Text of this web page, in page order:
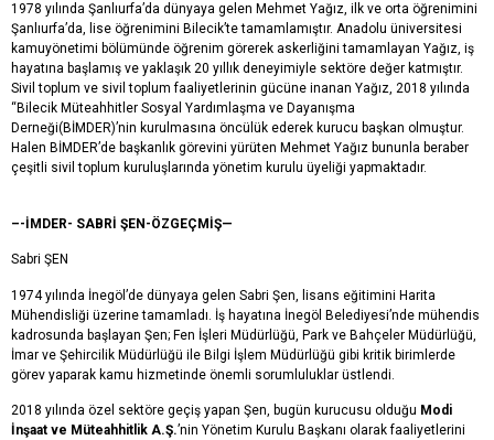
1978 yılında Şanlıurfa’da dünyaya gelen Mehmet Yağız, ilk ve orta öğrenimini
Şanlıurfa’da, lise öğrenimini Bilecik’te tamamlamıştır. Anadolu üniversitesi
kamuyönetimi bölümünde öğrenim görerek askerliğini tamamlayan Yağız, iş
hayatına başlamış ve yaklaşık 20 yıllık deneyimiyle sektöre değer katmıştır.
Sivil toplum ve sivil toplum faaliyetlerinin gücüne inanan Yağız, 2018 yılında
“Bilecik Müteahhitler Sosyal Yardımlaşma ve Dayanışma
Derneği(BİMDER)’nin kurulmasına öncülük ederek kurucu başkan olmuştur.
Halen BİMDER’de başkanlık görevini yürüten Mehmet Yağız bununla beraber
çeşitli sivil toplum kuruluşlarında yönetim kurulu üyeliği yapmaktadır.
–-İMDER- SABRİ ŞEN-ÖZGEÇMİŞ—
Sabri ŞEN
1974 yılında İnegöl’de dünyaya gelen Sabri Şen, lisans eğitimini Harita
Mühendisliği üzerine tamamladı. İş hayatına İnegöl Belediyesi’nde mühendis
kadrosunda başlayan Şen; Fen İşleri Müdürlüğü, Park ve Bahçeler Müdürlüğü,
İmar ve Şehircilik Müdürlüğü ile Bilgi İşlem Müdürlüğü gibi kritik birimlerde
görev yaparak kamu hizmetinde önemli sorumluluklar üstlendi.
2018 yılında özel sektöre geçiş yapan Şen, bugün kurucusu olduğu Modi
İnşaat ve Müteahhitlik A.Ş.’nin Yönetim Kurulu Başkanı olarak faaliyetlerini